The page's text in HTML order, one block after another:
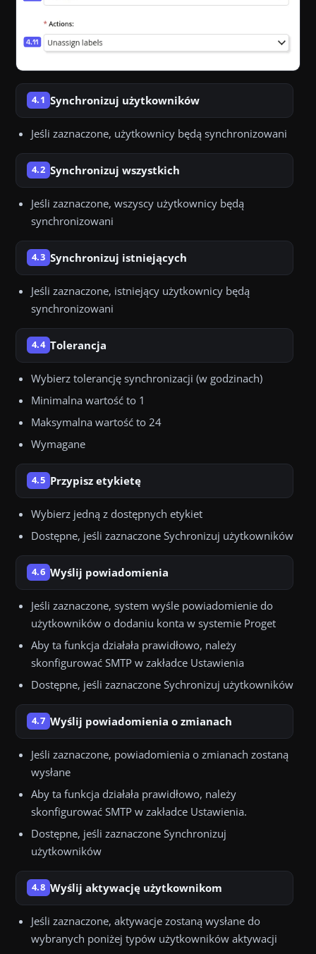
4.1 Synchronizuj użytkowników
Jeśli zaznaczone, użytkownicy będą synchronizowani
4.2 Synchronizuj wszystkich
Jeśli zaznaczone, wszyscy użytkownicy będą
synchronizowani
4.3 Synchronizuj istniejących
Jeśli zaznaczone, istniejący użytkownicy będą
synchronizowani
4.4 Tolerancja
Wybierz tolerancję synchronizacji (w godzinach)
Minimalna wartość to 1
Maksymalna wartość to 24
Wymagane
4.5 Przypisz etykietę
Wybierz jedną z dostępnych etykiet
Dostępne, jeśli zaznaczone Sychronizuj użytkowników
4.6 Wyślij powiadomienia
Jeśli zaznaczone, system wyśle powiadomienie do
użytkowników o dodaniu konta w systemie Proget
Aby ta funkcja działała prawidłowo, należy
skonfigurować SMTP w zakładce Ustawienia
Dostępne, jeśli zaznaczone Sychronizuj użytkowników
4.7 Wyślij powiadomienia o zmianach
Jeśli zaznaczone, powiadomienia o zmianach zostaną
wysłane
Aby ta funkcja działała prawidłowo, należy
skonfigurować SMTP w zakładce Ustawienia.
Dostępne, jeśli zaznaczone Synchronizuj
użytkowników
4.8 Wyślij aktywację użytkownikom
Jeśli zaznaczone, aktywacje zostaną wysłane do
wybranych poniżej typów użytkowników aktywacji